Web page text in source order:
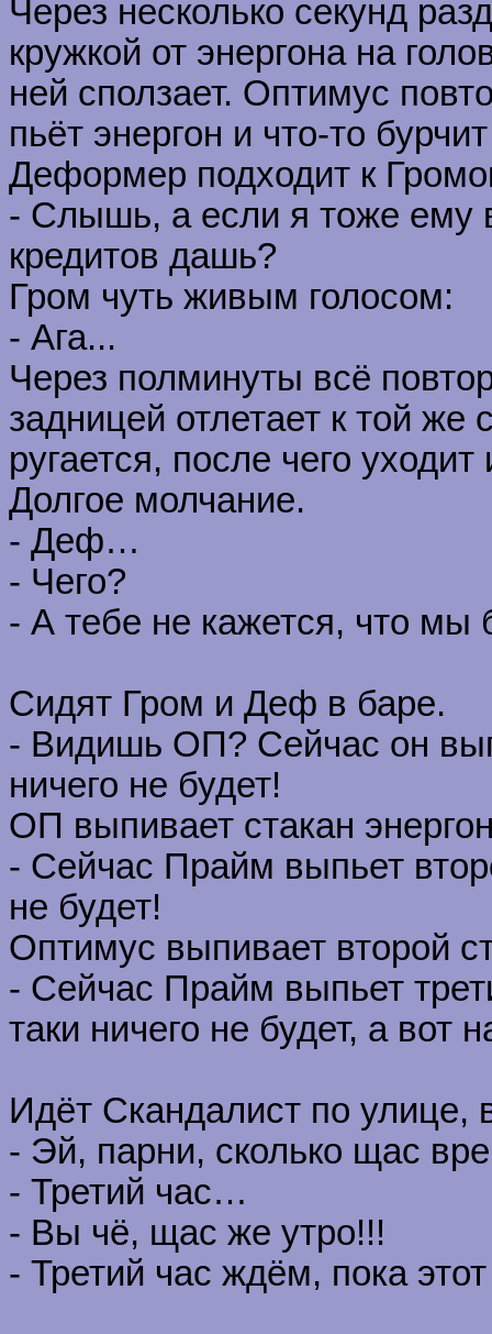
Через несколько секунд
кружкой от энергона на
ней сползает. Оптимус
пьёт энергон и что-то
Деформер подходит к
- Слышь, а если я тоже ему
кредитов дашь?
Гром чуть живым голосом:
- Ага...
Через полминуты всё
задницей отлетает к той
ругается, после чего уходит
Долгое молчание.
- Деф…
- Чего?
- А тебе не кажется, что мы
Сидят Гром и Деф в баре.
- Видишь ОП? Сейчас он
ничего не будет!
ОП выпивает стакан
- Сейчас Прайм выпьет
не будет!
Оптимус выпивает второй
- Сейчас Прайм выпьет
таки ничего не будет, а вот
Идёт Скандалист по
- Эй, парни, сколько щас
- Третий час…
- Вы чё, щас же утро!!!
- Третий час ждём, пока